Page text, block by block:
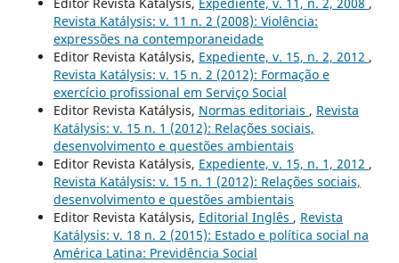
Revista Katálysis: v. 11 n. 2 (2008): Violência:
expressões na contemporaneidade
Editor Revista Katálysis, Expediente, v. 15, n. 2, 2012 ,
Revista Katálysis: v. 15 n. 2 (2012): Formação e
exercício profissional em Serviço Social
Editor Revista Katálysis, Normas editoriais , Revista
Katálysis: v. 15 n. 1 (2012): Relações sociais,
desenvolvimento e questões ambientais
Editor Revista Katálysis, Expediente, v. 15, n. 1, 2012 ,
Revista Katálysis: v. 15 n. 1 (2012): Relações sociais,
desenvolvimento e questões ambientais
Editor Revista Katálysis, Editorial Inglês , Revista
Katálysis: v. 18 n. 2 (2015): Estado e política social na
América Latina: Previdência Social